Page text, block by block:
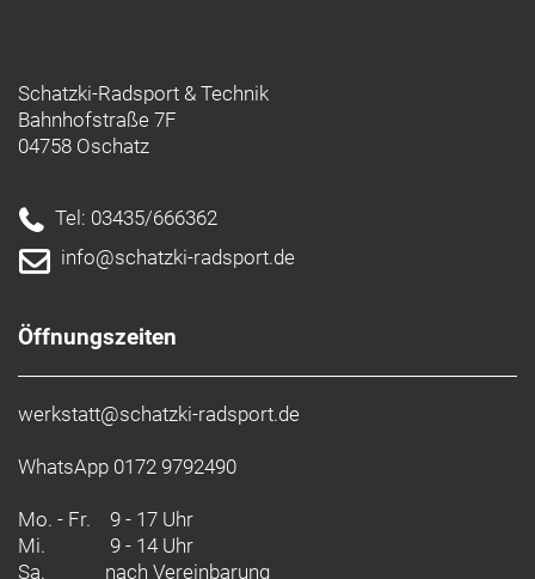
Schatzki-Radsport & Technik
Bahnhofstraße 7F
04758 Oschatz
Tel: 03435/666362
info@schatzki-radsport.de
Öffnungszeiten
werkstatt@schatzki-radsport.de
WhatsApp 0172 9792490
Mo. - Fr. 9 - 17 Uhr
Mi.
9 - 14 Uhr
Sa.
nach Vereinbarung